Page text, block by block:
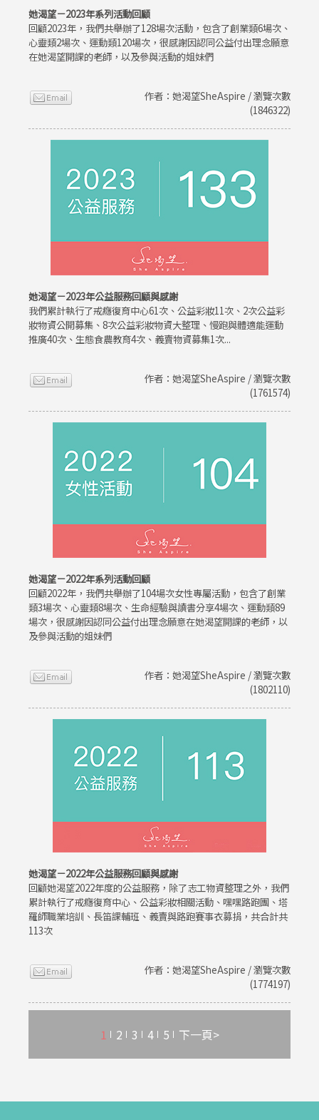
她渴望－2023年系列活動回顧
回顧2023年，我們共舉辦了128場次活動，包含了創業類6場次、
心靈類2場次、運動類120場次，很感謝因認同公益付出理念願意
在她渴望開課的老師，以及參與活動的姐妹們
作者：她渴望SheAspire / 瀏覽次數
(1846322)
她渴望－2023年公益服務回顧與感謝
我們累計執行了戒癮復育中心61次、公益彩妝11次、2次公益彩
妝物資公開募集、8次公益彩妝物資大整理、慢跑與體適能運動
推廣40次、生態食農教育4次、義賣物資募集1次...
作者：她渴望SheAspire / 瀏覽次數
(1761574)
她渴望－2022年系列活動回顧
回顧2022年，我們共舉辦了104場次女性專屬活動，包含了創業
類3場次、心靈類8場次、生命經驗與讀書分享4場次、運動類89
場次，很感謝因認同公益付出理念願意在她渴望開課的老師，以
及參與活動的姐妹們
作者：她渴望SheAspire / 瀏覽次數
(1802110)
她渴望－2022年公益服務回顧與感謝
回顧她渴望2022年度的公益服務，除了志工物資整理之外，我們
累計執行了戒癮復育中心、公益彩妝相關活動、嘿嘿路跑團、塔
羅師職業培訓、長笛課輔班、義賣與路跑賽事衣募捐，共合計共
113次
作者：她渴望SheAspire / 瀏覽次數
(1774197)
1 2 3 4 5 下一頁>